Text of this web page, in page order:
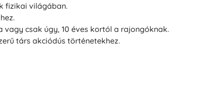
Wednesday
Babák és kisbabák
Baba kiegészítők
Babák
fizikai világában.
vagy csak úgy, 10 éves kortól a rajongóknak.
társ akciódús történetekhez.